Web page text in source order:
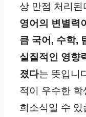
상 만점 처리된
영어의 변별력
큼 국어, 수학,
실질적인 영향
졌다는 뜻입니
적이 우수한 학
희소식일 수 있